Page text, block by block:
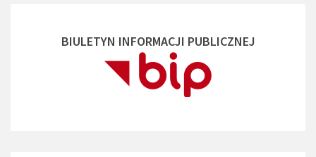
BIULETYN INFORMACJI PUBLICZNEJ